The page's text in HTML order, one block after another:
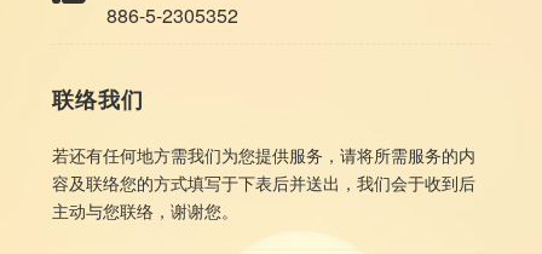
886-5-2305352
联络我们
若还有任何地方需我们为您提供服务，请将所需服务的内
容及联络您的方式填写于下表后并送出，我们会于收到后
主动与您联络，谢谢您。